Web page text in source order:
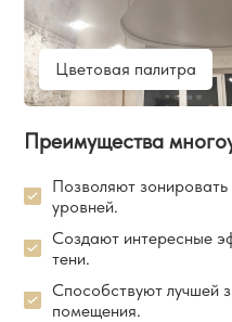
Цветовая палитра
Преимущества
Позволяют
уровней.
Создают интересные
тени.
Способствуют лучшей
помещения.